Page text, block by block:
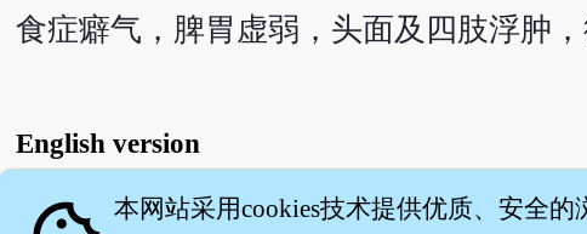
食症癖气，脾胃虚弱，头面及四肢浮肿，
English version
本网站采用cookies技术提供优质、安全